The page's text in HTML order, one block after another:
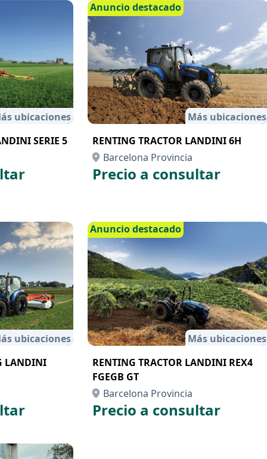
ubicaciones
SERIE 5
Anuncio destacado
Más ubicaciones
RENTING TRACTOR LANDINI 6H
Barcelona Provincia
Precio a consultar
ubicaciones
LANDINI
Anuncio destacado
Más ubicaciones
RENTING TRACTOR LANDINI REX4
FGEGB GT
Barcelona Provincia
Precio a consultar